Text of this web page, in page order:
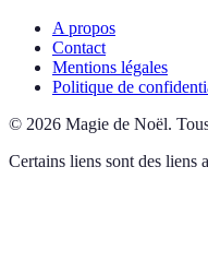
A propos
Contact
Mentions légales
Politique de
© 2026 Magie de Noël.
Certains liens sont des liens